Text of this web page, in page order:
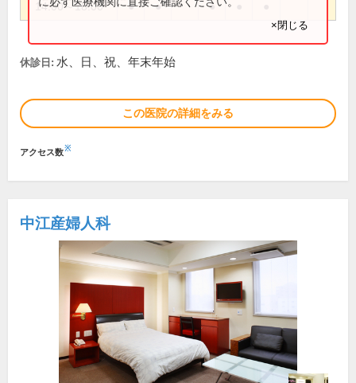
14:00～18:00 ● ● ●
×閉じる
休診日: 水、日、祝、年末年始
この医院の詳細をみる
アクセス数※
中江産婦人科